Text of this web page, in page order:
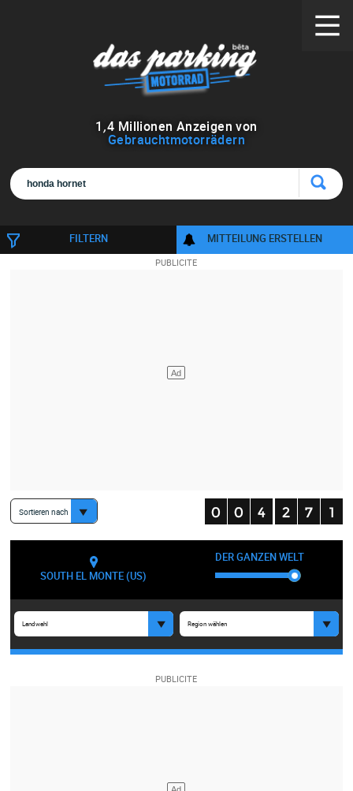
1 ,4 Millionen Anzeigen von
Gebrauchtmotorrädern
FILTERN MITTEILUNG ERSTELLEN
Sortieren nach
SOUTH EL MONTE (US)
DER GANZEN WELT
Landwahl Region wählen